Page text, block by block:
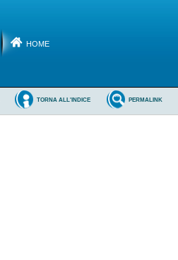
HOME
PERMALINK
TORNA ALL'INDICE